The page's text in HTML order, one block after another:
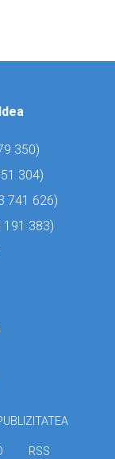
350)
304)
741 626)
191 383)
RSS